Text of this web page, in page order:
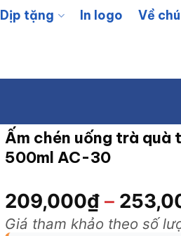
Dịp tặng In logo Về
Ấm chén uống trà quà
500ml AC-30
209,000₫–
Giá tham khảo theo số